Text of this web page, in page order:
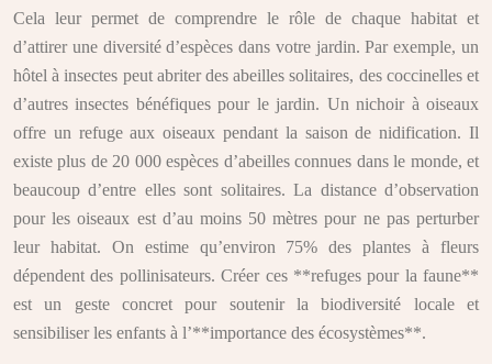
Cela leur permet de comprendre le rôle de chaque habitat et
d’attirer une diversité d’espèces dans votre jardin. Par exemple, un
hôtel à insectes peut abriter des abeilles solitaires, des coccinelles et
d’autres insectes bénéfiques pour le jardin. Un nichoir à oiseaux
offre un refuge aux oiseaux pendant la saison de nidification. Il
existe plus de 20 000 espèces d’abeilles connues dans le monde, et
beaucoup d’entre elles sont solitaires. La distance d’observation
pour les oiseaux est d’au moins 50 mètres pour ne pas perturber
leur habitat. On estime qu’environ 75% des plantes à fleurs
dépendent des pollinisateurs. Créer ces **refuges pour la faune**
est un geste concret pour soutenir la biodiversité locale et
sensibiliser les enfants à l’**importance des écosystèmes**.